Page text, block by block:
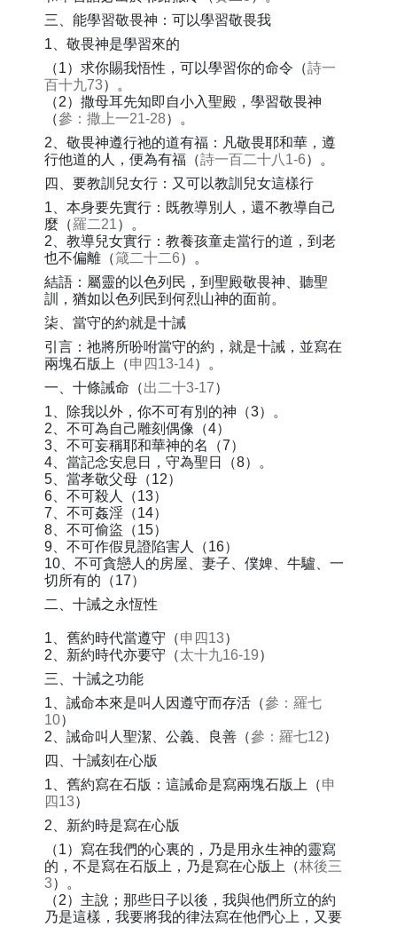
三、能學習敬畏神：可以學習敬畏我
1、敬畏神是學習來的
（1）求你賜我悟性，可以學習你的命令（詩一
百十九73）。
（2）撒母耳先知即自小入聖殿，學習敬畏神
（參：撒上一21-28）。
2、敬畏神遵行祂的道有福：凡敬畏耶和華，遵
行他道的人，便為有福（詩一百二十八1-6）。
四、要教訓兒女行：又可以教訓兒女這樣行
1、本身要先實行：既教導別人，還不教導自己
麼（羅二21）。
2、教導兒女實行：教養孩童走當行的道，到老
也不偏離（箴二十二6）。
結語：屬靈的以色列民，到聖殿敬畏神、聽聖
訓，猶如以色列民到何烈山神的面前。
柒、當守的約就是十誡
引言：祂將所吩咐當守的約，就是十誡，並寫在
兩塊石版上（申四13-14）。
一、十條誡命（出二十3-17）
1、除我以外，你不可有別的神（3）。
2、不可為自己雕刻偶像（4）
3、不可妄稱耶和華神的名（7）
4、當記念安息日，守為聖日（8）。
5、當孝敬父母（12）
6、不可殺人（13）
7、不可姦淫（14）
8、不可偷盜（15）
9、不可作假見證陷害人（16）
10、不可貪戀人的房屋、妻子、僕婢、牛驢、一
切所有的（17）
二、十誡之永恆性
1、舊約時代當遵守（申四13）
2、新約時代亦要守（太十九16-19）
三、十誡之功能
1、誡命本來是叫人因遵守而存活（參：羅七
10）
2、誡命叫人聖潔、公義、良善（參：羅七12）
四、十誡刻在心版
1、舊約寫在石版：這誡命是寫兩塊石版上（申
四13）
2、新約時是寫在心版
（1）寫在我們的心裏的，乃是用永生神的靈寫
的，不是寫在石版上，乃是寫在心版上（林後三
3）。
（2）主說；那些日子以後，我與他們所立的約
乃是這樣，我要將我的律法寫在他們心上，又要